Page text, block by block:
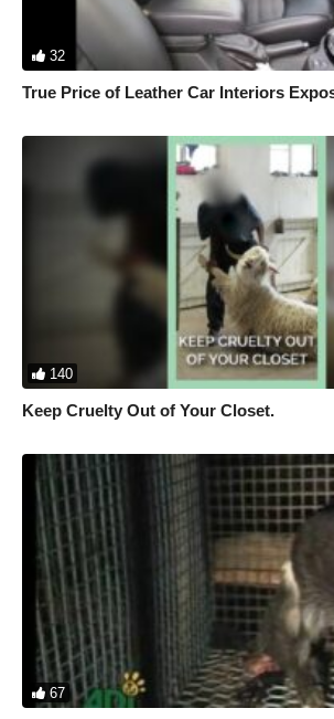
32
True Price of Leather Car Interiors
140
Keep Cruelty Out of Your Closet.
67